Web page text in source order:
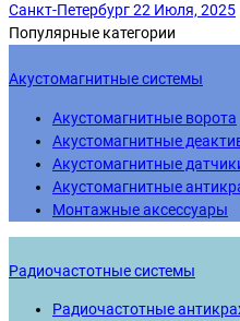
Санкт-Петербург22 Июля, 2025
Популярные категории
Акустомагнитные системы
Акустомагнитные ворота
Акустомагнитные
Акустомагнитные
Акустомагнитные
Монтажные аксессуары
Радиочастотные системы
Радиочастотные